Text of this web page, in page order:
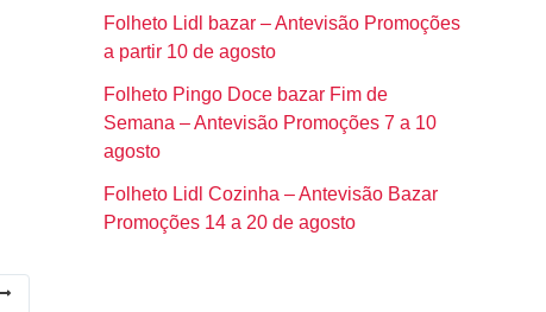
Folheto Lidl bazar – Antevisão Promoções
a partir 10 de agosto
Folheto Pingo Doce bazar Fim de
Semana – Antevisão Promoções 7 a 10
agosto
Folheto Lidl Cozinha – Antevisão Bazar
Promoções 14 a 20 de agosto